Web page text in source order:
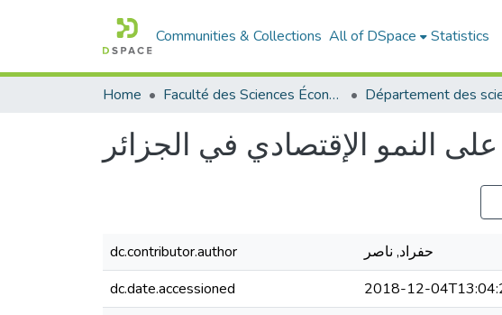
Communities & Collections All of DSpace Statistics
Home Faculté des Sciences Économiques Commerciales et des Sciences de Gestion
النمو الإقتصادي في الجزائر
dc.contributor.author
حفراد, ناصر
dc.date.accessioned
2018-12-